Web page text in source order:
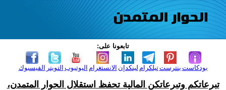
تابعونا على:
الفيسبوك التويتر اليوتيوب الانستغرام لينكدإن تيلكرامبنترست بودكاست
تبرعاتكم وتبرعاتكن المالية تحفظ استقلال الحوار المتمدن،